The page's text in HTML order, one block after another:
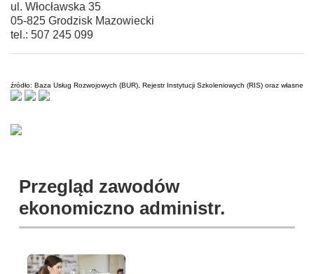
Przegląd zawodów
ekonomiczno administr.
ul. Włocławska 35
05-825 Grodzisk Mazowiecki
tel.: 507 245 099
źródło: Baza Usług Rozwojowych (BUR), Rejestr Instytucji Szkoleniowych (RIS) oraz własne